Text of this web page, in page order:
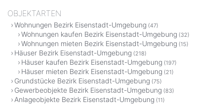
OBJEKTARTEN
Wohnungen Bezirk Eisenstadt-Umgebung (47)
Wohnungen kaufen Bezirk Eisenstadt-Umgebung (32)
Wohnungen mieten Bezirk Eisenstadt-Umgebung (15)
Häuser Bezirk Eisenstadt-Umgebung (218)
Häuser kaufen Bezirk Eisenstadt-Umgebung (197)
Häuser mieten Bezirk Eisenstadt-Umgebung (21)
Grundstücke Bezirk Eisenstadt-Umgebung (75)
Gewerbeobjekte Bezirk Eisenstadt-Umgebung (83)
Anlageobjekte Bezirk Eisenstadt-Umgebung (11)